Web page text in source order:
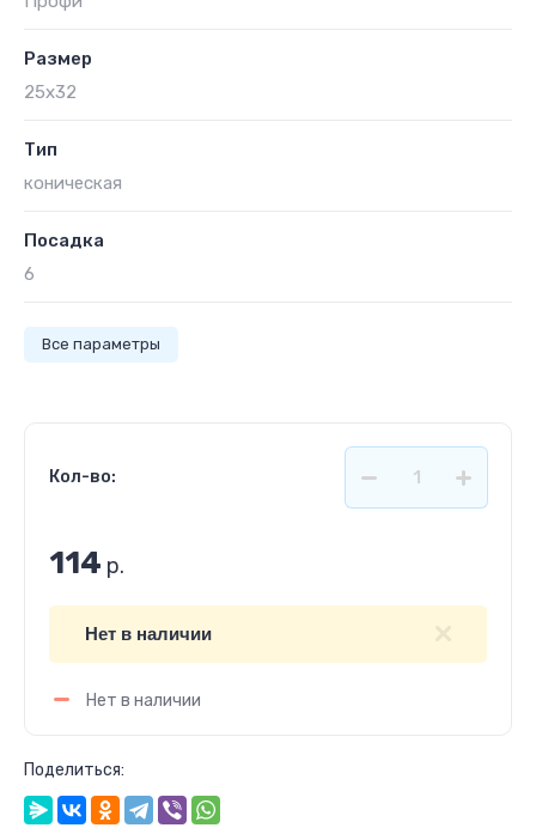
Размер
25х32
Тип
коническая
Посадка
6
Все параметры
Кол-во:
114 р.
Нет в наличии
Нет в наличии
Поделиться: